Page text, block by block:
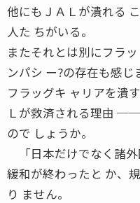
他にもＪＡＬが潰れる
人た ちがいる。
またそれとは別にフラ
ンパシ ー?の存在も感じ
フラッグキ ャリアを潰
Ｌが救済される理由
ので しょうか。
「日本だけでなく諸
緩和が終わったと か、
り ません。